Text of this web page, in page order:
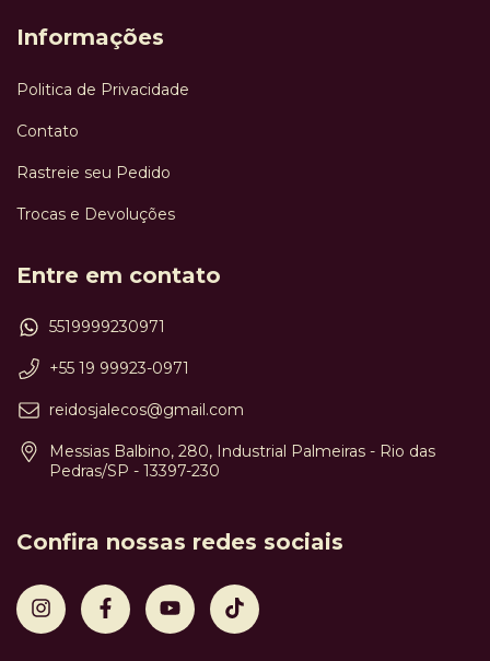
Informações
Politica de Privacidade
Contato
Rastreie seu Pedido
Trocas e Devoluções
Entre em contato
5519999230971
+55 19 99923-0971
reidosjalecos@gmail.com
Messias Balbino, 280, Industrial Palmeiras - Rio das
Pedras/SP - 13397-230
Confira nossas redes sociais